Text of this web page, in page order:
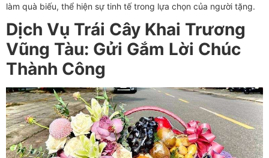
làm quà biếu, thể hiện sự tinh tế trong lựa chọn của người tặng.
Dịch Vụ Trái Cây Khai Trương
Vũng Tàu: Gửi Gắm Lời Chúc
Thành Công